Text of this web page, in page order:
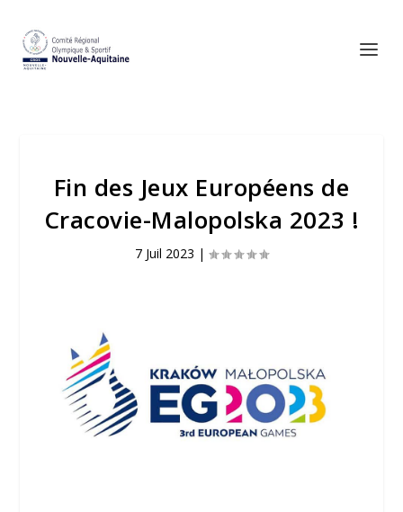
Fin des Jeux Européens de
Cracovie-Malopolska 2023 !
7 Juil 2023 |